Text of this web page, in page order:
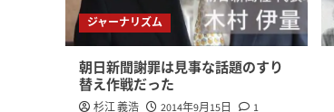
ジャーナリズム
朝日新聞謝罪は見事な話題のすり
替え作戦だった
杉江 義浩 2014年9月15日
1